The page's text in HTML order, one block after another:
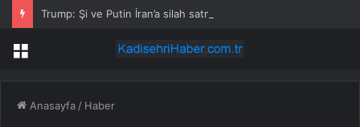
Trump: Şi ve Putin İran’a silah satmayacaklarını söyledi
Menü
Anasayfa / Haber